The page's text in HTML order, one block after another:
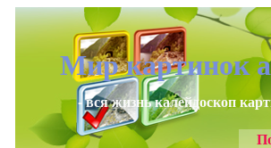
Мир картинок
- вся жизнь калейдоскоп